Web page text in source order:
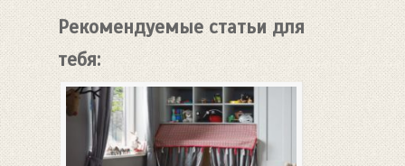
Рекомендуемые статьи для
тебя: